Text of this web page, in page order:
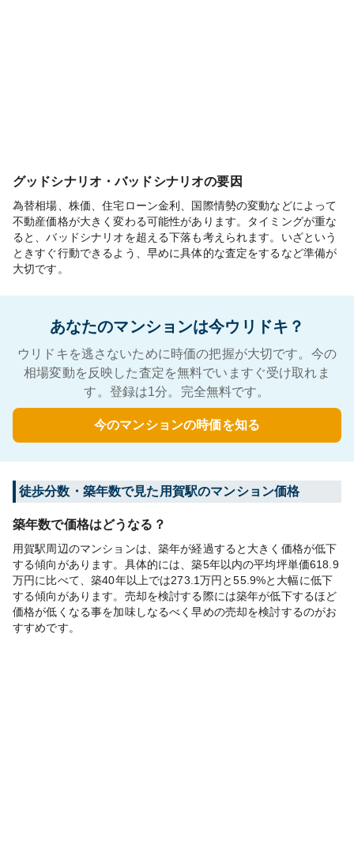
グッドシナリオ・バッドシナリオの要因
為替相場、株価、住宅ローン金利、国際情勢の変動などによって
不動産価格が大きく変わる可能性があります。タイミングが重な
ると、バッドシナリオを超える下落も考えられます。いざという
ときすぐ行動できるよう、早めに具体的な査定をするなど準備が
大切です。
あなたのマンションは今ウリドキ？
ウリドキを逃さないために時価の把握が大切です。今の
相場変動を反映した査定を無料でいますぐ受け取れま
す。登録は1分。完全無料です。
今のマンションの時価を知る
徒歩分数・築年数で見た用賀駅のマンション価格
築年数で価格はどうなる？
用賀駅周辺のマンションは、築年が経過すると大きく価格が低下
する傾向があります。具体的には、築5年以内の平均坪単価618.9
万円に比べて、築40年以上では273.1万円と55.9%と大幅に低下
する傾向があります。売却を検討する際には築年が低下するほど
価格が低くなる事を加味しなるべく早めの売却を検討するのがお
すすめです。